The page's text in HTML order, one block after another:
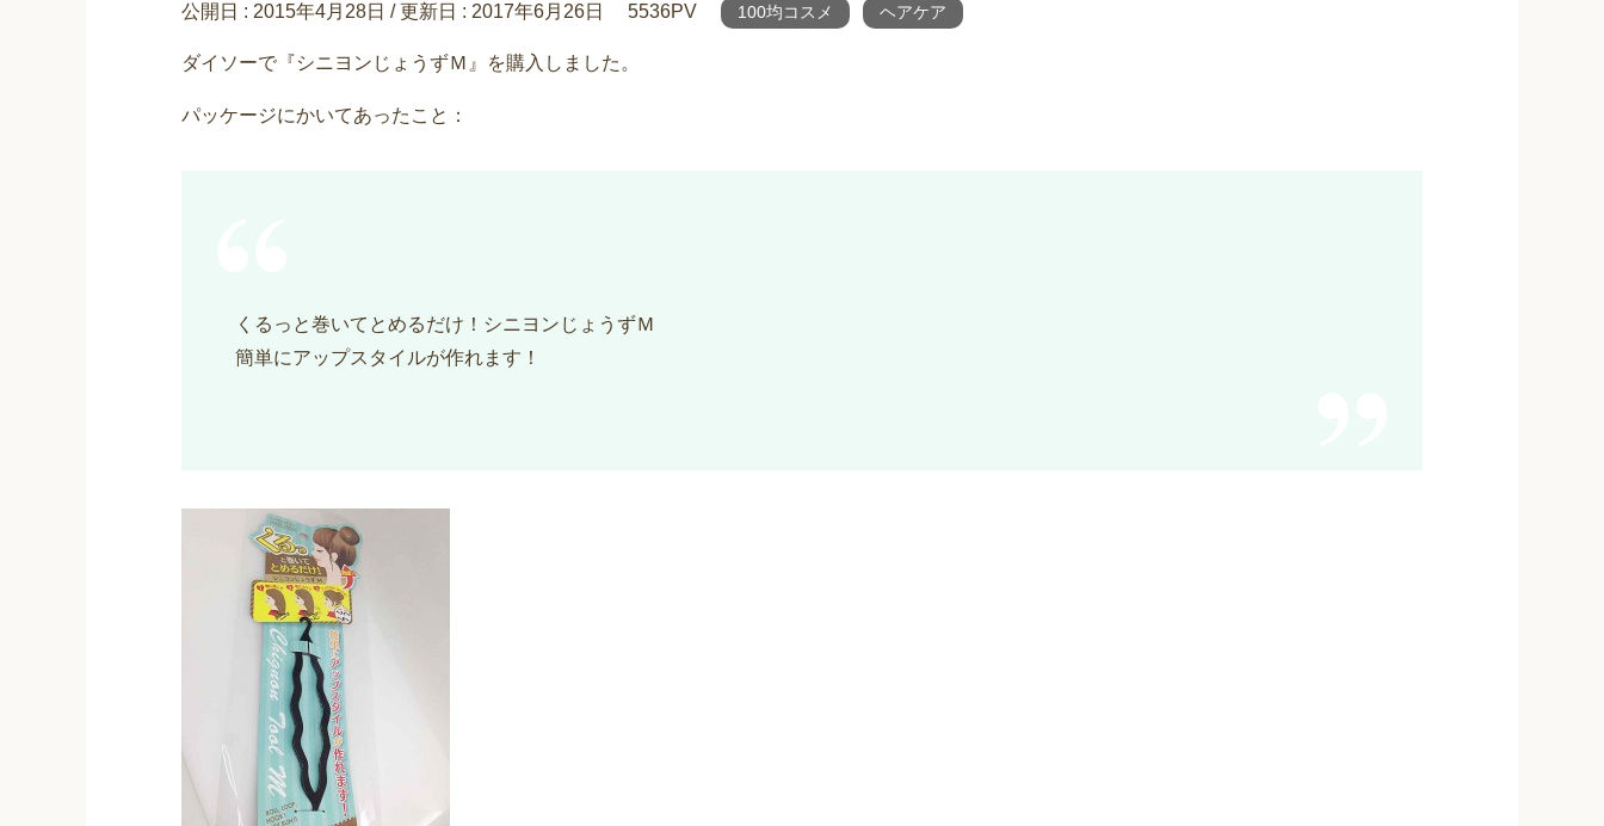
公開日 : 2015年4月28日 / 更新日 : 2017年6月26日 5536PV 100均コスメ ヘアケア
ダイソーで『シニヨンじょうずＭ』を購入しました。
パッケージにかいてあったこと：
くるっと巻いてとめるだけ！シニヨンじょうずＭ
簡単にアップスタイルが作れます！